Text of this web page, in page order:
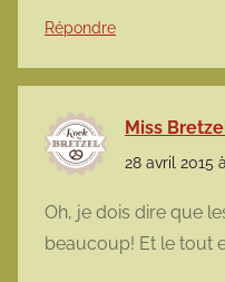
Répondre
Miss
28 avril 2015
Oh, je dois dire que
beaucoup! Et le tout